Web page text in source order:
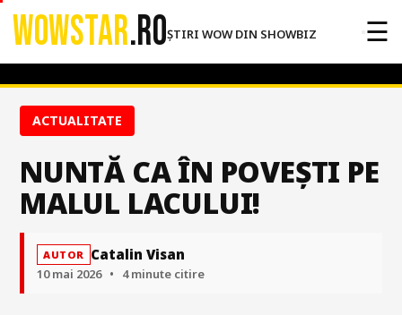
WOWSTAR.ROȘTIRI WOW DIN SHOWBIZ ☰
ACTUALITATE
NUNTĂ CA ÎN POVEȘTI PE
MALUL LACULUI!
AUTOR Catalin Visan
10 mai 2026 • 4 minute citire